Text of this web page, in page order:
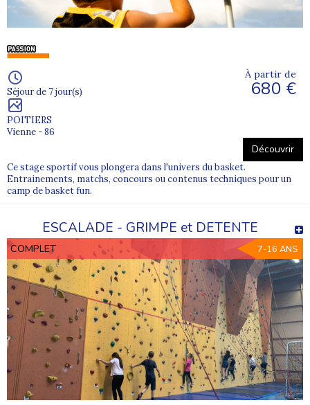
Séjour de 7 jour(s)
POITIERS
Vienne - 86
À partir de
680 €
Découvrir
Ce stage sportif vous plongera dans l'univers du basket.
Entrainements, matchs, concours ou contenus techniques pour un
camp de basket fun.
ESCALADE - GRIMPE et DETENTE
COMPLET 7-16 ANS